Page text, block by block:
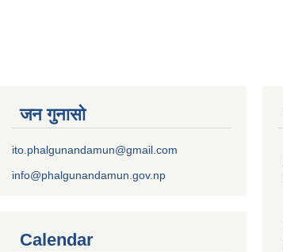
जन गुनासो
ito.phalgunandamun@gmail.com
info@phalgunandamun.gov.np
Calendar